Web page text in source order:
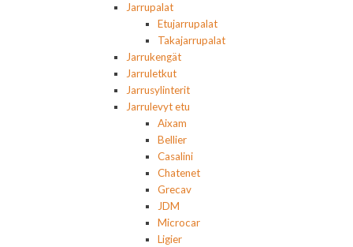
Jarrupalat
Etujarrupalat
Takajarrupalat
Jarrukengät
Jarruletkut
Jarrusylinterit
Jarrulevyt etu
Aixam
Bellier
Casalini
Chatenet
Grecav
JDM
Microcar
Ligier